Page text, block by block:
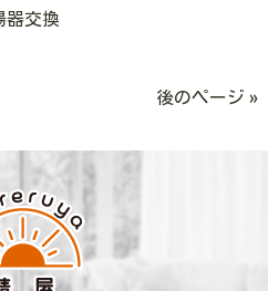
器交換
後のページ »